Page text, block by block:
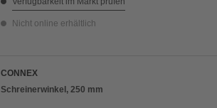
Nicht online erhältlich
CONNEX
Schreinerwinkel, 250 mm